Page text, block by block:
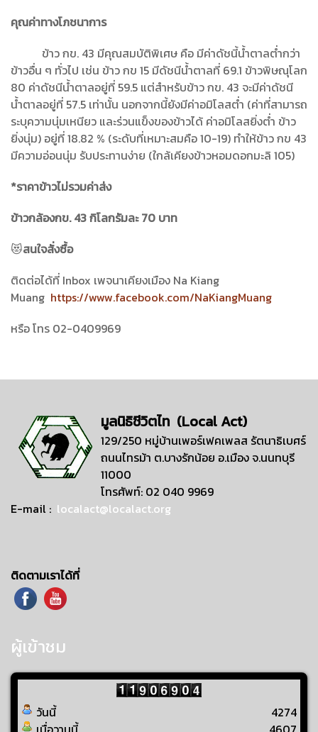
คุณค่าทางโภชนาการ
ข้าว กข. 43 มีคุณสมบัติพิเศษ คือ มีค่าดัชนี้น้ำตาลต่ำกว่า
ข้าวอื่น ๆ ทั่วไป เช่น ข้าว กข 15 มีดัชนีน้ำตาลที่ 69.1 ข้าวพิษณุโลก
80 ค่าดัชนีน้ำตาลอยู่ที่ 59.5 แต่สำหรับข้าว กข. 43 จะมีค่าดัชนี
น้ำตาลอยู่ที่ 57.5 เท่านั้น นอกจากนี้ยังมีค่าอมิโลสต่ำ (ค่าที่สามารถ
ระบุความนุ่มเหนียว และร่วนแข็งของข้าวได้ ค่าอมิโลสยิ่งต่ำ ข้าว
ยิ่งนุ่ม) อยู่ที่ 18.82 % (ระดับที่เหมาะสมคือ 10-19) ทำให้ข้าว กข 43
มีความอ่อนนุ่ม รับประทานง่าย (ใกล้เคียงข้าวหอมดอกมะลิ 105)
*ราคาข้าวไม่รวมค่าส่ง
ข้าวกล้องกข.43 กิโลกรัมละ 70 บาท
😻สนใจสั่งซื้อ
ติดต่อได้ที่ Inbox เพจนาเคียงเมือง Na Kiang
Muang https://www.facebook.com/NaKiangMuang
หรือ โทร 02-0409969
มูลนิธิชีวิตไท (Local Act)
129/250 หมู่บ้านเพอร์เฟคเพลส รัตนาธิเบศร์
ถนนไทรม้า ต.บางรักน้อย อ.เมือง จ.นนทบุรี
11000
โทรศัพท์: 02 040 9969
E-mail : localact@localact.org
ติดตามเราได้ที่
ผู้เข้าชม
วันนี้
4274